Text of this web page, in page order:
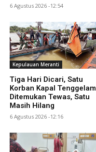
6 Agustus 2026 -12:54
Kepulauan Meranti
Tiga Hari Dicari, Satu
Korban Kapal Tenggelam
Ditemukan Tewas, Satu
Masih Hilang
6 Agustus 2026 -12:16